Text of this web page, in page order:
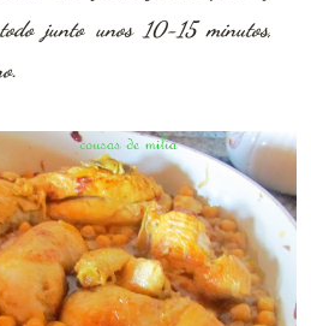
junto unos 10-15 minutos,